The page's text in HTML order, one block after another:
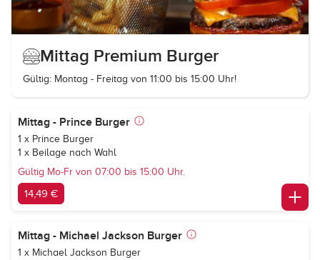
Mittag Premium Burger
Gültig: Montag - Freitag von 11:00 bis 15:00 Uhr!
Mittag - Prince Burger
1 x Prince Burger
1 x Beilage nach Wahl
Gültig Mo-Fr von 07:00 bis 15:00 Uhr.
14,49 €
Mittag - Michael Jackson Burger
1 x Michael Jackson Burger